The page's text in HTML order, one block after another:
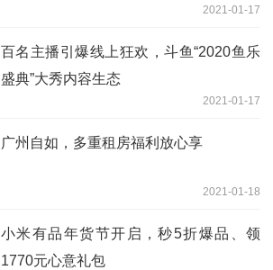
2021-01-17
百名主播引爆线上狂欢，斗鱼“2020鱼乐
盛典”大秀内容生态
2021-01-17
广州自如，多重租房福利放心享
2021-01-18
小米有品年货节开启，秒5折爆品、领
1770元心意礼包